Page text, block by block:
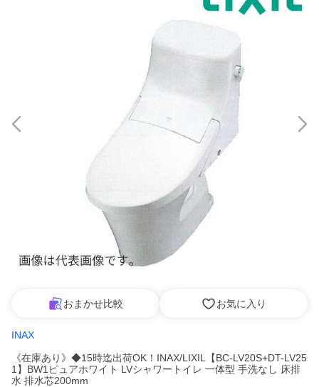
おまかせ比較 お気に入り
INAX
《在庫あり》◆15時迄出荷OK！INAX/LIXIL【BC-LV20S+DT-LV25
1】BW1ピュアホワイト LVシャワートイレ 一体型 手洗なし 床排
水 排水芯200mm